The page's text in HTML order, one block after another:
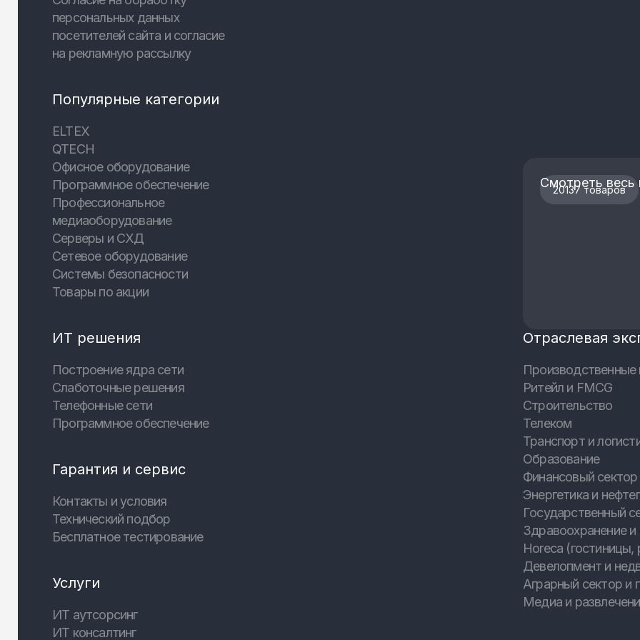
персональных данных
посетителей сайта и согласие
на рекламную рассылку
Популярные категории
ELTEX
QTECH
Офисное оборудование
Программное обеспечение
Профессиональное
медиаоборудование
Серверы и СХД
Сетевое оборудование
Системы безопасности
Товары по акции
20137 товаров
Смотреть весь
ИТ решения
Построение ядра сети
Слаботочные решения
Телефонные сети
Программное обеспечение
Гарантия и сервис
Контакты и условия
Технический подбор
Бесплатное тестирование
Услуги
ИТ аутсорсинг
ИТ консалтинг
Отраслевая
Производственные
Ритейл и FMCG
Строительство
Телеком
Транспорт и
Образование
Финансовый сектор
Энергетика и
Государственный
Здравоохранение
Horeca (гостиницы,
Девелопмент и
Аграрный сектор
Медиа и